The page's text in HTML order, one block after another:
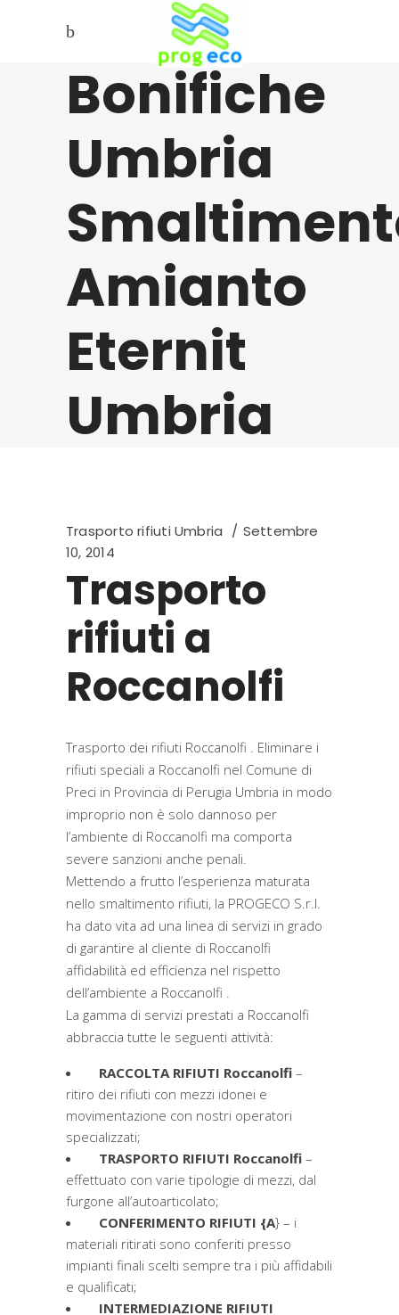
Bonifiche
Umbria
Amianto
Eternit
Umbria
Trasporto rifiuti Umbria
Settembre
10, 2014
Trasporto
rifiuti a
Roccanolfi
Trasporto dei rifiuti Roccanolfi . Eliminare i
rifiuti speciali a Roccanolfi nel Comune di
Preci in Provincia di Perugia Umbria in modo
improprio non è solo dannoso per
l’ambiente di Roccanolfi ma comporta
severe sanzioni anche penali.
Mettendo a frutto l’esperienza maturata
nello smaltimento rifiuti, la PROGECO S.r.l.
ha dato vita ad una linea di servizi in grado
di garantire al cliente di Roccanolfi
affidabilità ed efficienza nel rispetto
dell’ambiente a Roccanolfi .
La gamma di servizi prestati a Roccanolfi
abbraccia tutte le seguenti attività:
RACCOLTA RIFIUTI Roccanolfi –
ritiro dei rifiuti con mezzi idonei e
movimentazione con nostri operatori
specializzati;
TRASPORTO RIFIUTI Roccanolfi –
effettuato con varie tipologie di mezzi, dal
furgone all’autoarticolato;
CONFERIMENTO RIFIUTI {A} – i
materiali ritirati sono conferiti presso
impianti finali scelti sempre tra i più affidabili
e qualificati;
INTERMEDIAZIONE RIFIUTI